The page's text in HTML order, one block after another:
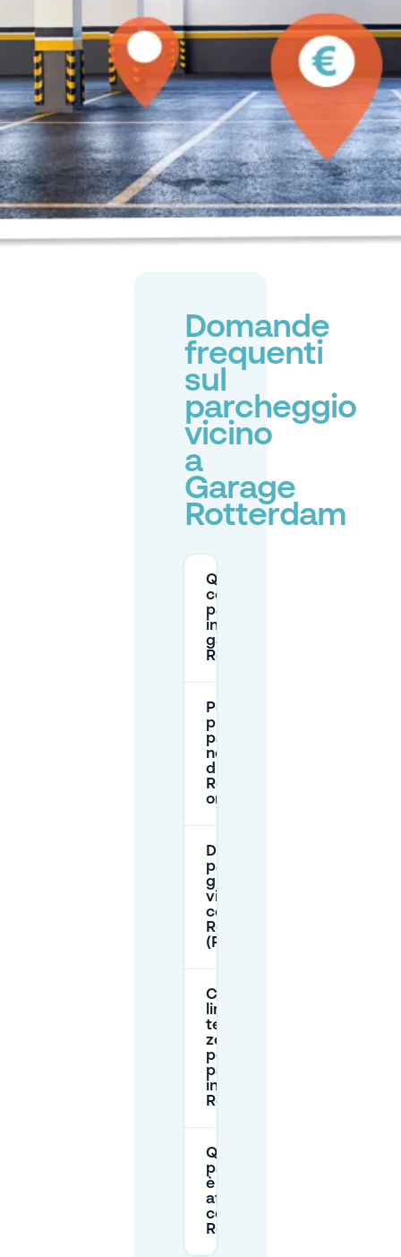
Domande
frequenti
sul
parcheggio
vicino
a
Garage
Rotterdam
Quanto
costa il
parcheggio
in un
garage di
Rotterdam?
Posso
prenotare il
parcheggio
nei garage
di
Rotterdam
online?
Dove posso
parcheggiare
gratuitamente
vicino al
centro di
Rotterdam
(P+R)?
Ci sono
limiti di
tempo o
zone blu
per il
parcheggio
in strada a
Rotterdam?
Quando il
parcheggio
è più
affollato nel
centro di
Rotterdam?